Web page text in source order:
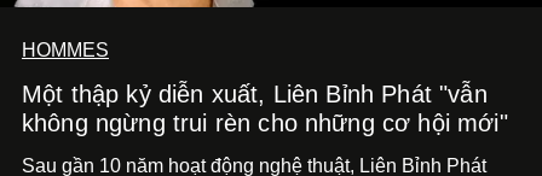
HOMMES
Một thập kỷ diễn xuất, Liên Bỉnh Phát "vẫn
không ngừng trui rèn cho những cơ hội mới"
Sau gần 10 năm hoạt động nghệ thuật, Liên Bỉnh Phát